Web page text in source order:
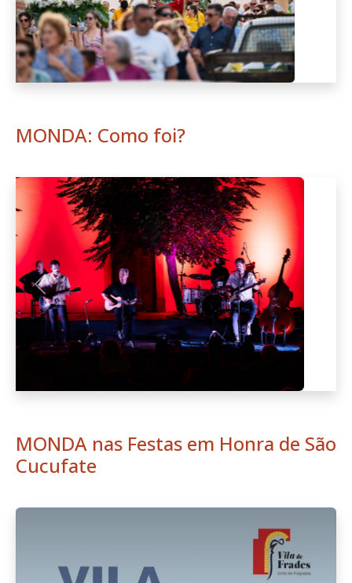
MONDA: Como foi?
Anterior
MONDA nas Festas em Honra de São
Cucufate